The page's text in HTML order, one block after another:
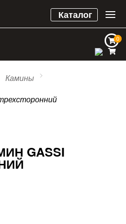
Каталог
0
0
Камины
GASSI